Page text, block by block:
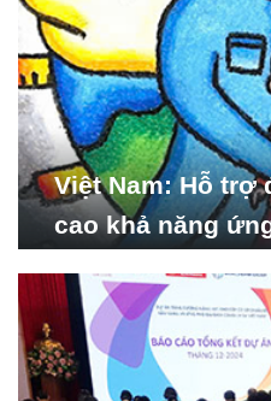
Việt Nam: Hỗ trợ
cao khả năng